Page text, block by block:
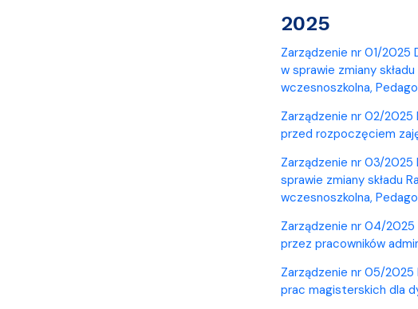
2025
Zarządzenie nr 01/2025
w sprawie zmiany
wczesnoszkolna,
Zarządzenie nr 02/2025
przed rozpoczęciem
Zarządzenie nr 03/2025
sprawie zmiany składu
wczesnoszkolna,
Zarządzenie nr 04/2025
przez pracowników
Zarządzenie nr 05/2025
prac magisterskich dla